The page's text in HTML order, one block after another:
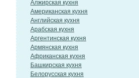
Алжирская кухня
Американская кухня
Английская кухня
Арабская кухня
Аргентинская кухня
Армянская кухня
Африканская кухня
Башкирская кухня
Белорусская кухня